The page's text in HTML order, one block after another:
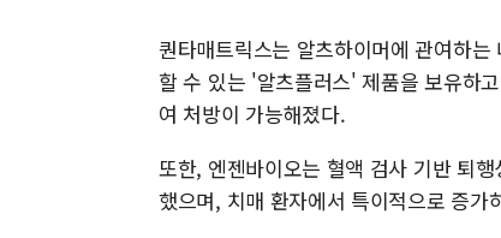
퀀타매트릭스는 알츠하이머에 관여하
할 수 있는 '알츠플러스' 제품을 보유하
여 처방이 가능해졌다.
또한, 엔젠바이오는 혈액 검사 기반 퇴
했으며, 치매 환자에서 특이적으로 증